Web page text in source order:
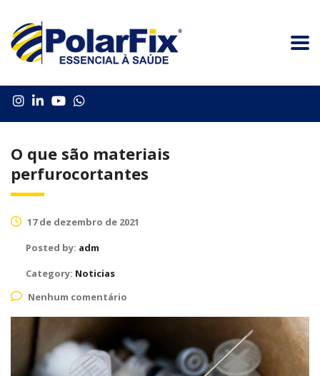
O que são materiais
perfurocortantes
17 de dezembro de 2021
Posted by: adm
Category: Noticias
Nenhum comentário